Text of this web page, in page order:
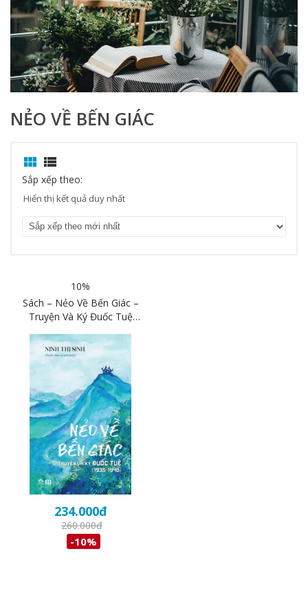
NẺO VỀ BẾN GIÁC
 
Sắp xếp theo:
Hiển thị kết quả duy nhất
10%
Sách – Nẻo Về Bến Giác –
Truyện Và Ký Đuốc Tuệ
Book
234.000đ
260.000đ
-10%